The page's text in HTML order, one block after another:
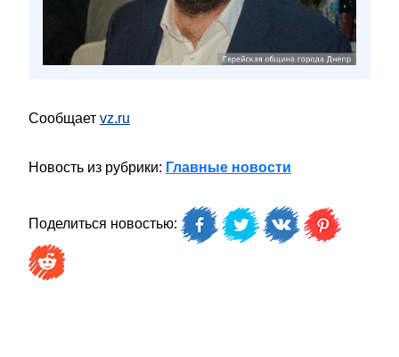
Сообщает vz.ru
Новость из рубрики: Главные новости
Поделиться новостью: